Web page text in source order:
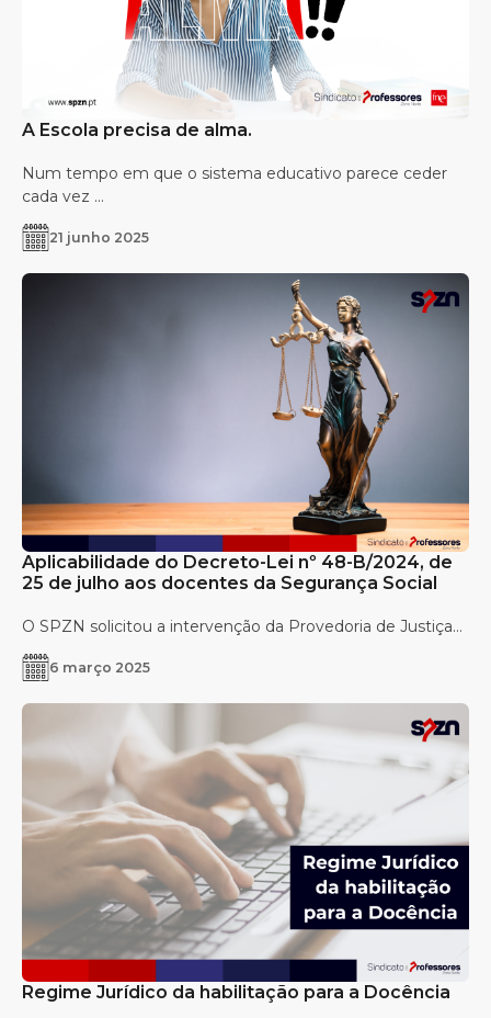
A Escola precisa de alma.
Num tempo em que o sistema educativo parece ceder
cada vez ...
21 junho 2025
Aplicabilidade do Decreto-Lei nº 48-B/2024, de
25 de julho aos docentes da Segurança Social
O SPZN solicitou a intervenção da Provedoria de Justiça...
6 março 2025
Regime Jurídico da habilitação para a Docência